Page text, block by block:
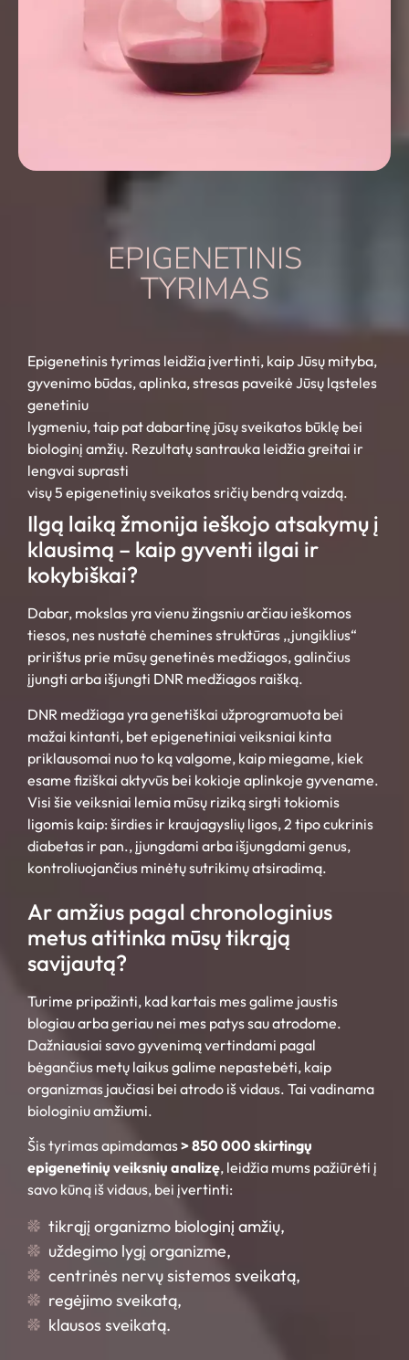
EPIGENETINIS
TYRIMAS
Epigenetinis tyrimas leidžia įvertinti, kaip Jūsų mityba,
gyvenimo būdas, aplinka, stresas paveikė Jūsų ląsteles
genetiniu
lygmeniu, taip pat dabartinę jūsų sveikatos būklę bei
biologinį amžių. Rezultatų santrauka leidžia greitai ir
lengvai suprasti
visų 5 epigenetinių sveikatos sričių bendrą vaizdą.
Ilgą laiką žmonija ieškojo atsakymų į
klausimą – kaip gyventi ilgai ir
kokybiškai?
Dabar, mokslas yra vienu žingsniu arčiau ieškomos
tiesos, nes nustatė chemines struktūras ,,jungiklius“
pririštus prie mūsų genetinės medžiagos, galinčius
įjungti arba išjungti DNR medžiagos raišką.
DNR medžiaga yra genetiškai užprogramuota bei
mažai kintanti, bet epigenetiniai veiksniai kinta
priklausomai nuo to ką valgome, kaip miegame, kiek
esame fiziškai aktyvūs bei kokioje aplinkoje gyvename.
Visi šie veiksniai lemia mūsų riziką sirgti tokiomis
ligomis kaip: širdies ir kraujagyslių ligos, 2 tipo cukrinis
diabetas ir pan., įjungdami arba išjungdami genus,
kontroliuojančius minėtų sutrikimų atsiradimą.
Ar amžius pagal chronologinius
metus atitinka mūsų tikrąją
savijautą?
Turime pripažinti, kad kartais mes galime jaustis
blogiau arba geriau nei mes patys sau atrodome.
Dažniausiai savo gyvenimą vertindami pagal
bėgančius metų laikus galime nepastebėti, kaip
organizmas jaučiasi bei atrodo iš vidaus. Tai vadinama
biologiniu amžiumi.
Šis tyrimas apimdamas> 850 000 skirtingų
epigenetinių veiksnių analizę, leidžia mums pažiūrėti į
savo kūną iš vidaus, bei įvertinti:
tikrąjį organizmo biologinį amžių,
uždegimo lygį organizme,
centrinės nervų sistemos sveikatą,
regėjimo sveikatą,
klausos sveikatą.